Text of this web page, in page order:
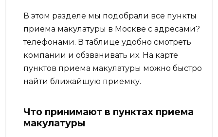
В этом разделе мы подобрали все пункты
приёма макулатуры в Москве с адресами?
телефонами. В таблице удобно смотреть
компании и обзванивать их. На карте
пунктов приема макулатуры можно быстро
найти ближайшую приемку.
Что принимают в пунктах приема
макулатуры